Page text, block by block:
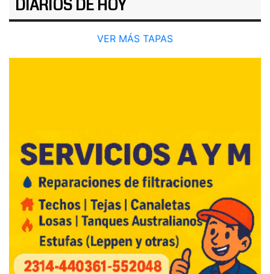
DIARIOS DE HOY
VER MÁS TAPAS